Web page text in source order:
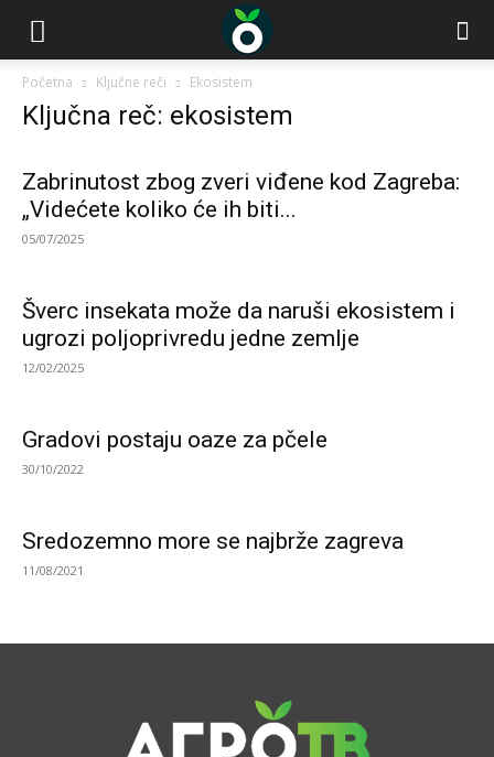
Početna Ključne reči Ekosistem
Ključna reč: ekosistem
Zabrinutost zbog zveri viđene kod Zagreba:
„Videćete koliko će ih biti...
05/07/2025
Šverc insekata može da naruši ekosistem i
ugrozi poljoprivredu jedne zemlje
12/02/2025
Gradovi postaju oaze za pčele
30/10/2022
Sredozemno more se najbrže zagreva
11/08/2021